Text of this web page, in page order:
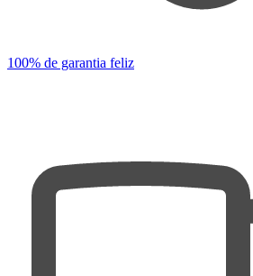
100% de garantia feliz